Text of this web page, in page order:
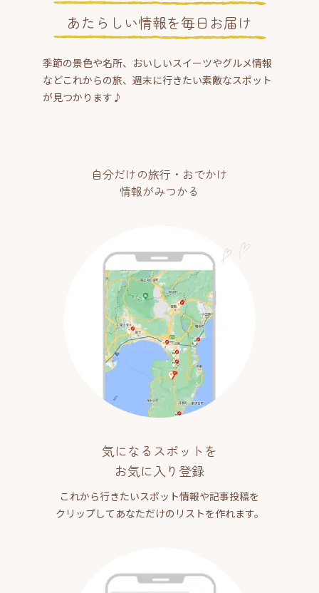
あたらしい情報を毎日お届け
季節の景色や名所、おいしいスイーツやグルメ情報
などこれからの旅、週末に行きたい素敵なスポット
が見つかります♪
自分だけの旅行・おでかけ
情報がみつかる
気になるスポットを
お気に入り登録
これから行きたいスポット情報や記事投稿を
クリップしてあなただけのリストを作れます。